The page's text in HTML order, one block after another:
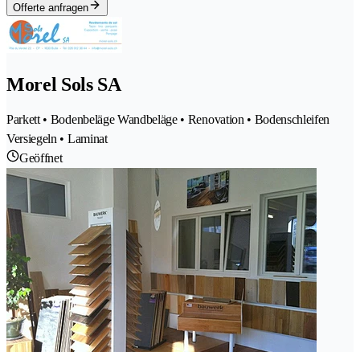
Offerte anfragen
Morel Sols SA
Parkett • Bodenbeläge Wandbeläge • Renovation • Bodenschleifen
Versiegeln • Laminat
Geöffnet